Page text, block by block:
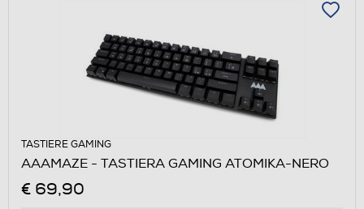
TASTIERE GAMING
AAAMAZE - TASTIERA GAMING ATOMIKA-NERO
€ 69,90